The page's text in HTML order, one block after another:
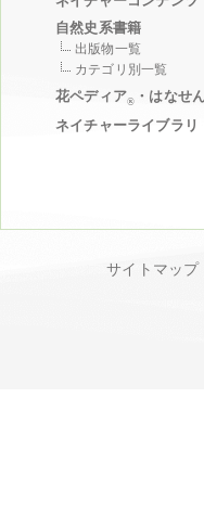
自然史系書籍
出版物一覧
カテゴリ別一覧
花ペディア® ・はなせ
ネイチャーライブラリ
サイトマップ